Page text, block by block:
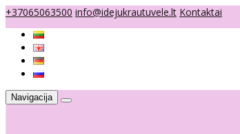
+37065063500 info@idejukrautuvele.lt Kontaktai
Navigacija